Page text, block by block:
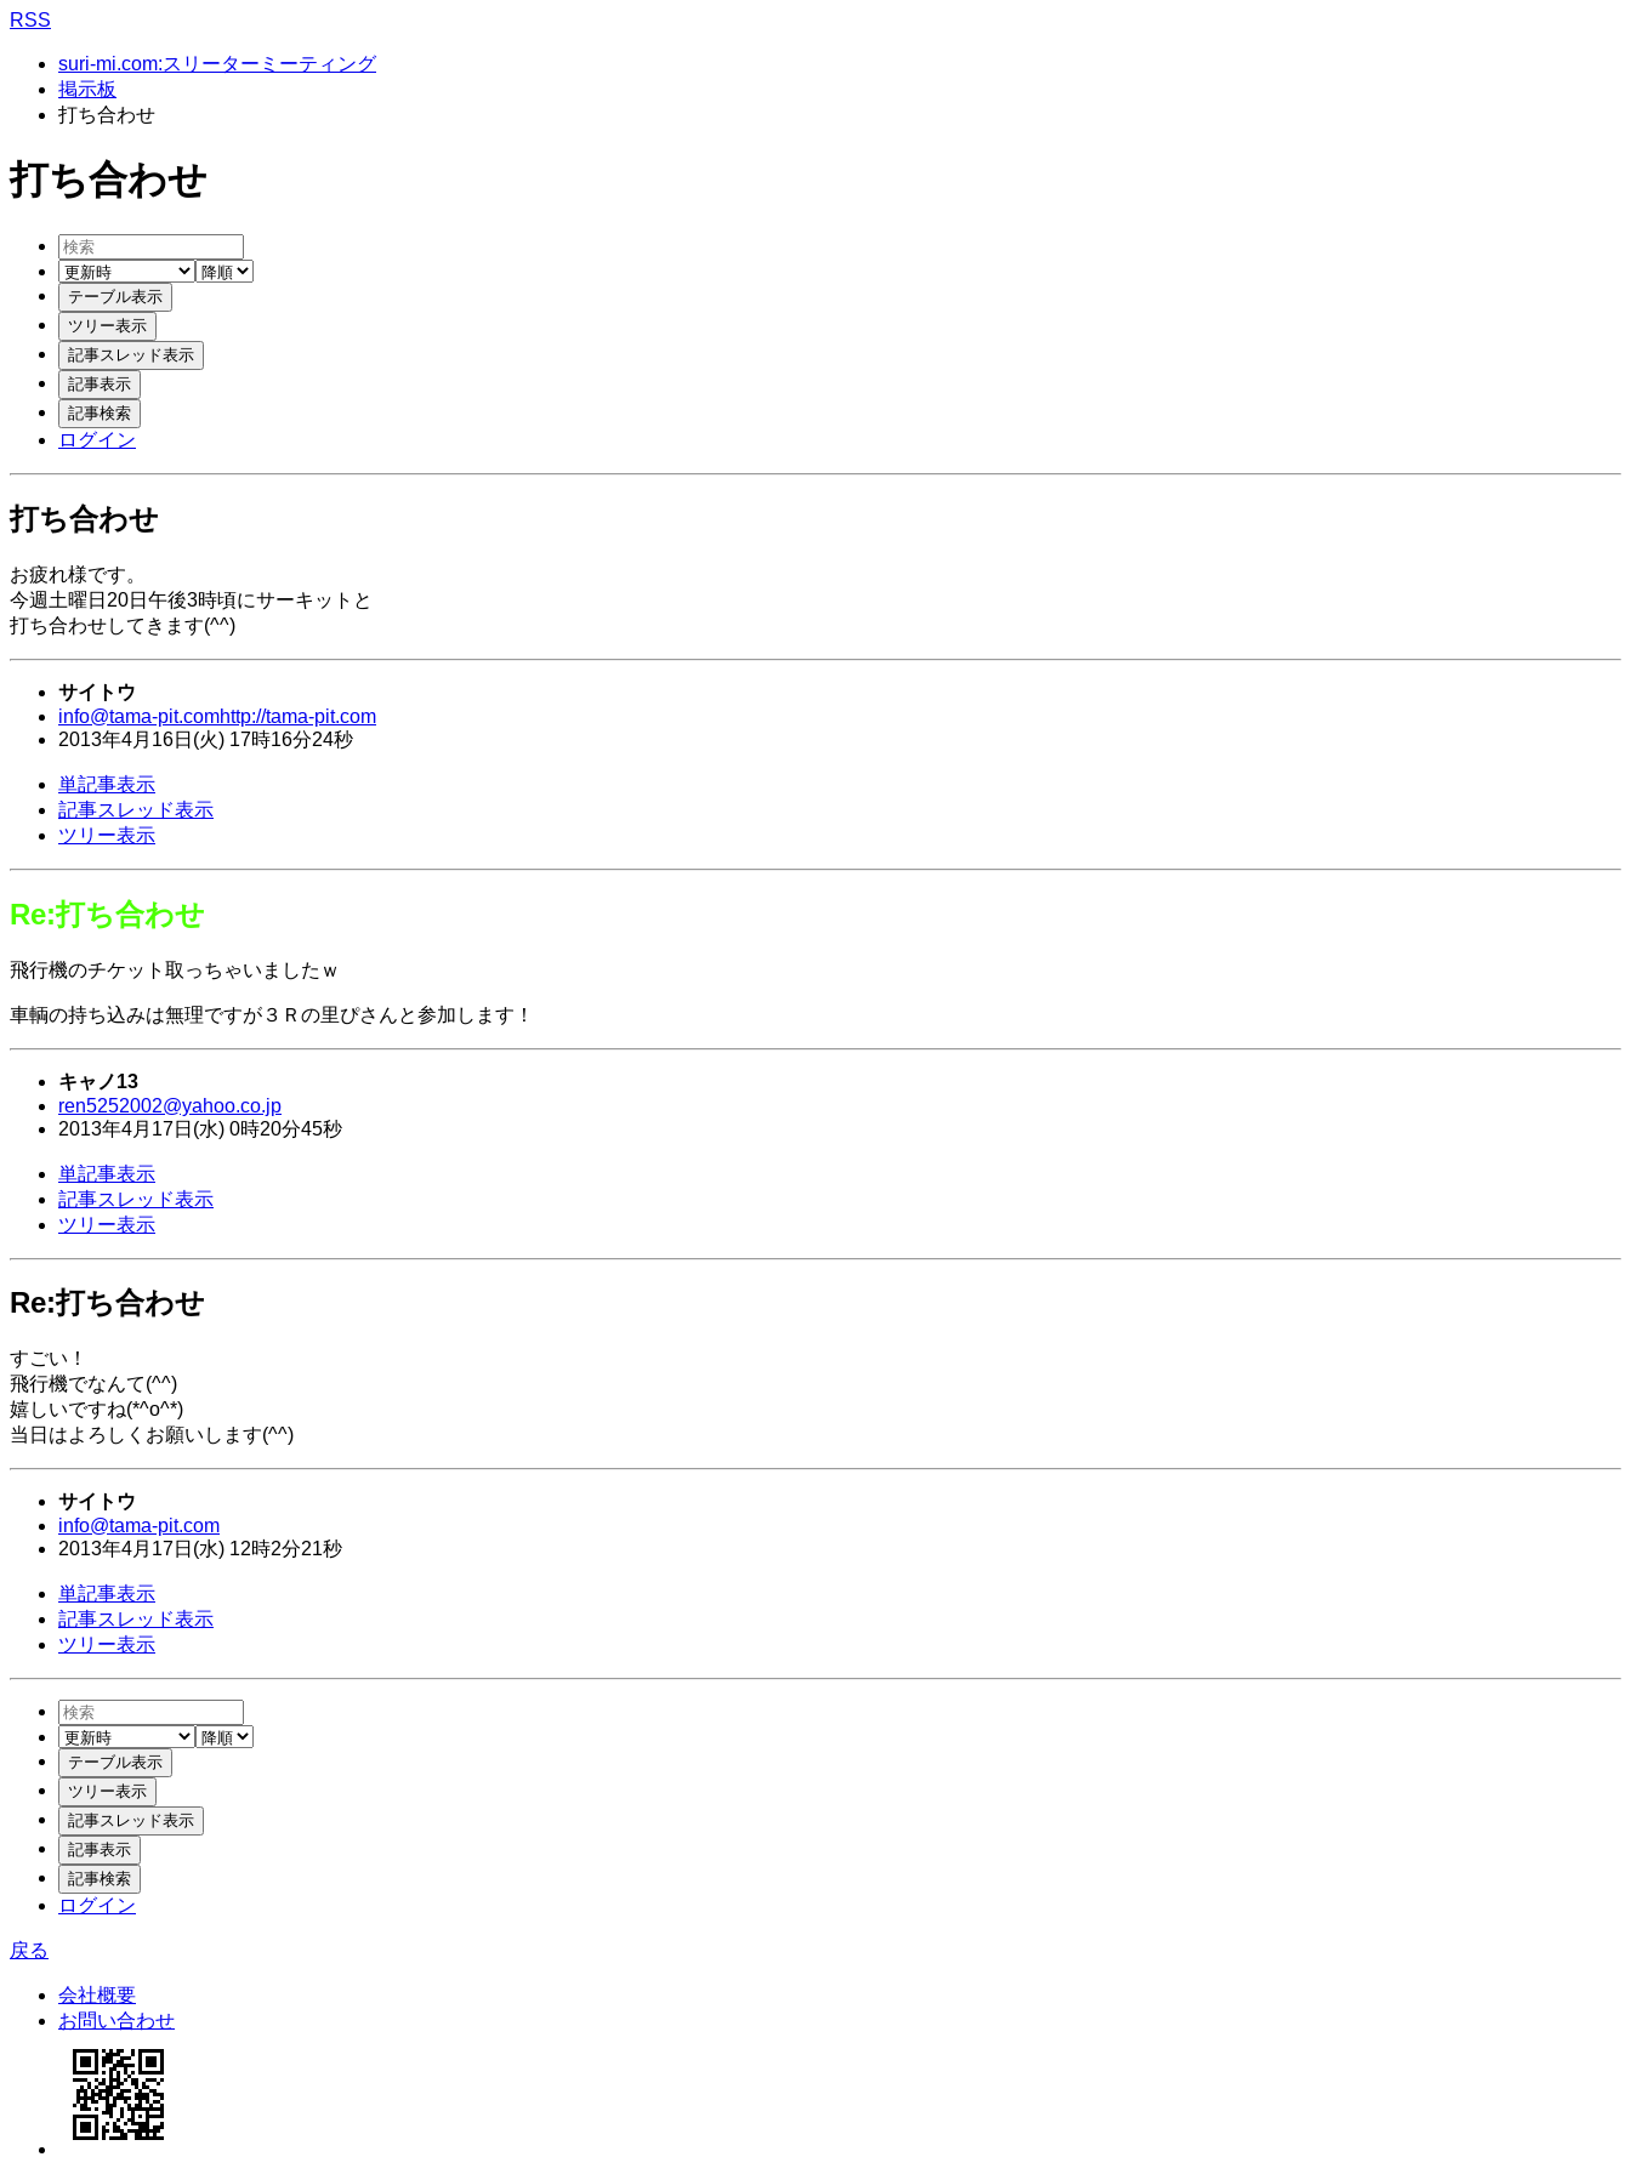
RSS
suri-mi.com:スリーターミーティング
掲示板
打ち合わせ
打ち合わせ
ログイン
打ち合わせ
お疲れ様です。
今週土曜日20日午後3時頃にサーキットと
打ち合わせしてきます(^^)
サイトウ
info@tama-pit.comhttp://tama-pit.com
2013年4月 16日 (火) 17時16分24秒
単記事表示
記事スレッド表示
ツリー表示
Re:打ち合わせ
飛行機のチケット取っちゃいましたｗ
車輌の持ち込みは無理ですが３Ｒの里ぴさんと参加します！
キャノ13
ren5252002@yahoo.co.jp
2013年4月 17日 (水) 0時20分45秒
単記事表示
記事スレッド表示
ツリー表示
Re:打ち合わせ
すごい！
飛行機でなんて(^^)
嬉しいですね(*^o^*)
当日はよろしくお願いします(^^)
サイトウ
info@tama-pit.com
2013年4月 17日 (水) 12時2分21秒
単記事表示
記事スレッド表示
ツリー表示
ログイン
戻る
会社概要
お問い合わせ